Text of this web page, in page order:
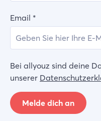
Email *
Bei allyouz sind deine
unserer
Melde dich an